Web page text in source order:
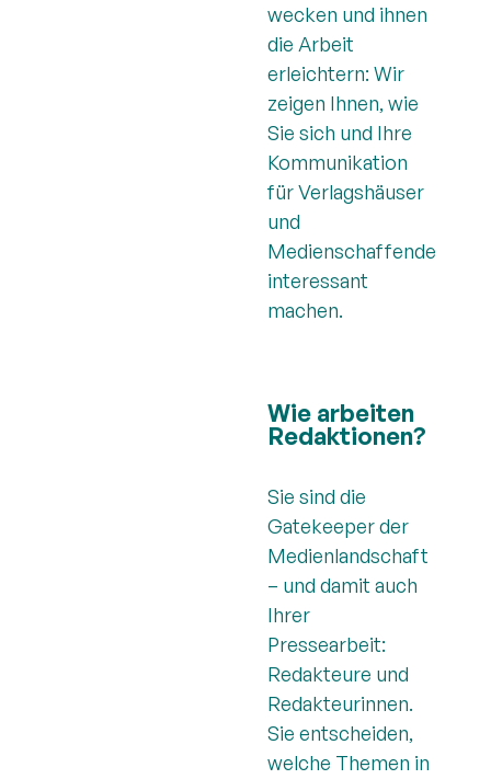
wecken und ihnen
die Arbeit
erleichtern: Wir
zeigen Ihnen, wie
Sie sich und Ihre
Kommunikation
für Verlagshäuser
und
Medienschaffende
interessant
machen.
Wie arbeiten
Redaktionen?
Sie sind die
Gatekeeper der
Medienlandschaft
– und damit auch
Ihrer
Pressearbeit:
Redakteure und
Redakteurinnen.
Sie entscheiden,
welche Themen in